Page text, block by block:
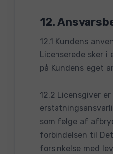
12.
12.1 Kundens
Licenserede sker i
på Kundens eget
12.2 Licensgiver er
som følge af
forbindelsen til
forsinkelse med